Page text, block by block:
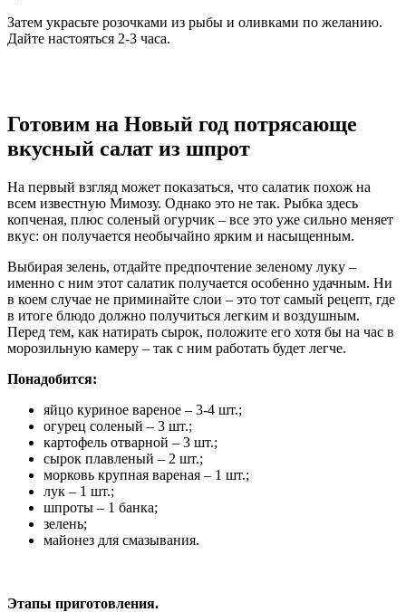
Затем украсьте розочками из рыбы и оливками по желанию.
Дайте настояться 2-3 часа.
Готовим на Новый год потрясающе
вкусный салат из шпрот
На первый взгляд может показаться, что салатик похож на
всем известную Мимозу. Однако это не так. Рыбка здесь
копченая, плюс соленый огурчик – все это уже сильно меняет
вкус: он получается необычайно ярким и насыщенным.
Выбирая зелень, отдайте предпочтение зеленому луку –
именно с ним этот салатик получается особенно удачным. Ни
в коем случае не приминайте слои – это тот самый рецепт, где
в итоге блюдо должно получиться легким и воздушным.
Перед тем, как натирать сырок, положите его хотя бы на час в
морозильную камеру – так с ним работать будет легче.
Понадобится:
яйцо куриное вареное – 3-4 шт.;
огурец соленый – 3 шт.;
картофель отварной – 3 шт.;
сырок плавленый – 2 шт.;
морковь крупная вареная – 1 шт.;
лук – 1 шт.;
шпроты – 1 банка;
зелень;
майонез для смазывания.
Этапы приготовления.